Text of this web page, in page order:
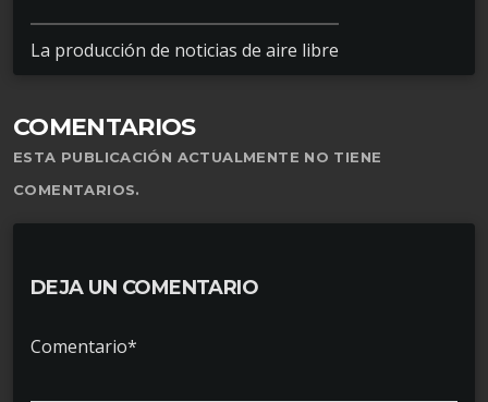
La producción de noticias de aire libre
COMENTARIOS
ESTA PUBLICACIÓN ACTUALMENTE NO TIENE
COMENTARIOS.
DEJA UN COMENTARIO
Comentario*